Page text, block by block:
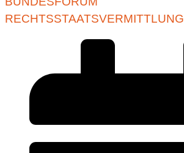
RECHTSSTAATSVERMITTLUNG